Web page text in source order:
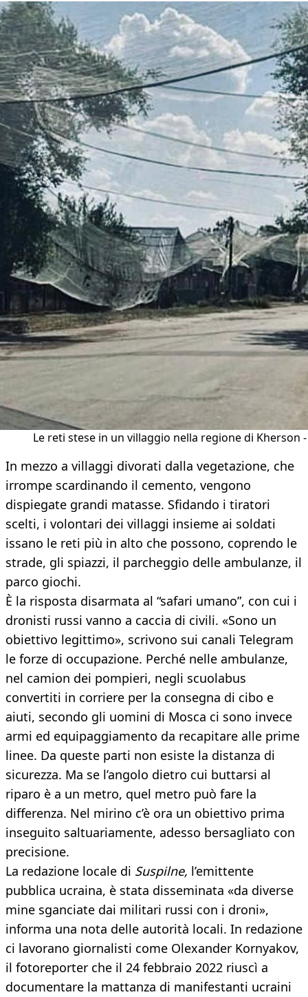
Le reti stese in un villaggio nella regione di Kherson -
In mezzo a villaggi divorati dalla vegetazione, che
irrompe scardinando il cemento, vengono
dispiegate grandi matasse. Sfidando i tiratori
scelti, i volontari dei villaggi insieme ai soldati
issano le reti più in alto che possono, coprendo le
strade, gli spiazzi, il parcheggio delle ambulanze, il
parco giochi.
È la risposta disarmata al “safari umano”, con cui i
dronisti russi vanno a caccia di civili. «Sono un
obiettivo legittimo», scrivono sui canali Telegram
le forze di occupazione. Perché nelle ambulanze,
nel camion dei pompieri, negli scuolabus
convertiti in corriere per la consegna di cibo e
aiuti, secondo gli uomini di Mosca ci sono invece
armi ed equipaggiamento da recapitare alle prime
linee. Da queste parti non esiste la distanza di
sicurezza. Ma se l’angolo dietro cui buttarsi al
riparo è a un metro, quel metro può fare la
differenza. Nel mirino c’è ora un obiettivo prima
inseguito saltuariamente, adesso bersagliato con
precisione.
La redazione locale di Suspilne, l’emittente
pubblica ucraina, è stata disseminata «da diverse
mine sganciate dai militari russi con i droni»,
informa una nota delle autorità locali. In redazione
ci lavorano giornalisti come Olexander Kornyakov,
il fotoreporter che il 24 febbraio 2022 riuscì a
documentare la mattanza di manifestanti ucraini